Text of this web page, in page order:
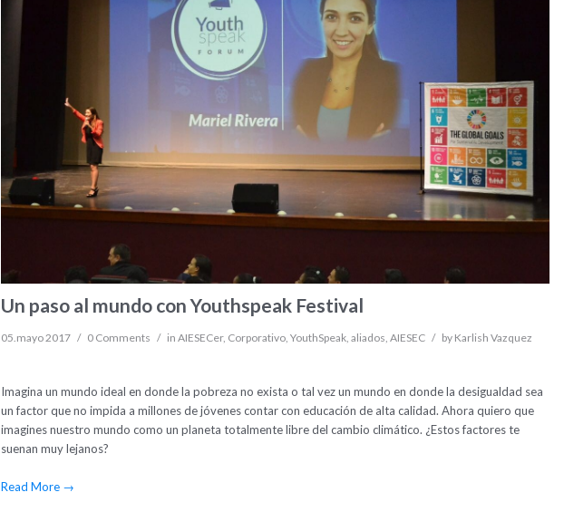
Un paso al mundo con Youthspeak Festival
05.mayo 2017 / 0 Comments / in AIESECer, Corporativo, YouthSpeak, aliados, AIESEC / by Karlish Vazquez
Imagina un mundo ideal en donde la pobreza no exista o tal vez un mundo en donde la desigualdad sea
un factor que no impida a millones de jóvenes contar con educación de alta calidad. Ahora quiero que
imagines nuestro mundo como un planeta totalmente libre del cambio climático. ¿Estos factores te
suenan muy lejanos?
Read More →